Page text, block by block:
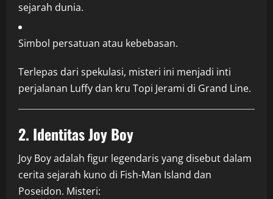
sejarah dunia.
Simbol persatuan atau kebebasan.
Terlepas dari spekulasi, misteri ini menjadi inti
perjalanan Luffy dan kru Topi Jerami di Grand Line.
2. Identitas Joy Boy
Joy Boy adalah figur legendaris yang disebut dalam
cerita sejarah kuno di Fish-Man Island dan
Poseidon. Misteri: